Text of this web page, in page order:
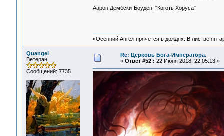
Аарон Дембски-Боуден, "Коготь Хоруса"
«Осенний Ангел прячется в дождях. В листве
Quangel
Ветеран
Сообщений: 7735
Re: Церковь Бога-Императора.
« Ответ #52 : 22 Июня 2018, 22:05:13 »